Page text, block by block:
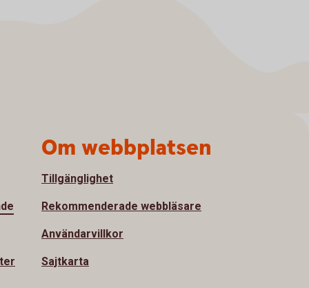
Om webbplatsen
Tillgänglighet
Rekommenderade webbläsare
Användarvillkor
Sajtkarta